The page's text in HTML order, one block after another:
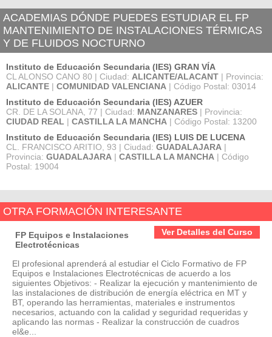
ACADEMIAS DÓNDE PUEDES ESTUDIAR EL FP
MANTENIMIENTO DE INSTALACIONES TÉRMICAS
Y DE FLUIDOS NOCTURNO
Instituto de Educación Secundaria (IES) GRAN VÍA
CL ALONSO CANO 80 | Ciudad: ALICANTE/ALACANT | Provincia:
ALICANTE | COMUNIDAD VALENCIANA | Código Postal: 03014
Instituto de Educación Secundaria (IES) AZUER
CR. DE LA SOLANA, 77 | Ciudad: MANZANARES | Provincia:
CIUDAD REAL | CASTILLA LA MANCHA | Código Postal: 13200
Instituto de Educación Secundaria (IES) LUIS DE LUCENA
CL. FRANCISCO ARITIO, 93 | Ciudad: GUADALAJARA |
Provincia: GUADALAJARA | CASTILLA LA MANCHA | Código
Postal: 19004
OTRA FORMACIÓN INTERESANTE
Ver Detalles del Curso
FP Equipos e Instalaciones
Electrotécnicas
El profesional aprenderá al estudiar el Ciclo Formativo de FP
Equipos e Instalaciones Electrotécnicas de acuerdo a los
siguientes Objetivos: - Realizar la ejecución y mantenimiento de
las instalaciones de distribución de energía eléctrica en MT y
BT, operando las herramientas, materiales e instrumentos
necesarios, actuando con la calidad y seguridad requeridas y
aplicando las normas - Realizar la construcción de cuadros
el&e...